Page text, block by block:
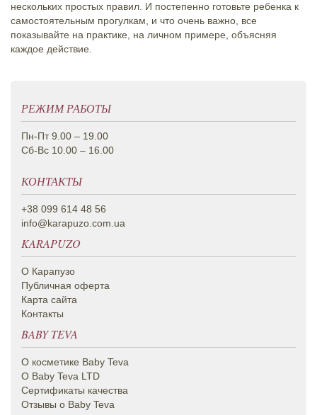
нескольких простых правил. И постепенно готовьте ребенка к
самостоятельным прогулкам, и что очень важно, все
показывайте на практике, на личном примере, объясняя
каждое действие.
РЕЖИМ РАБОТЫ
Пн-Пт 9.00 – 19.00
Сб-Вс 10.00 – 16.00
КОНТАКТЫ
+38 099 614 48 56
info@karapuzo.com.ua
KARAPUZO
О Карапузо
Публичная оферта
Карта сайта
Контакты
BABY TEVA
О косметике Вaby Teva
О Baby Teva LTD
Сертификаты качества
Отзывы о Baby Teva